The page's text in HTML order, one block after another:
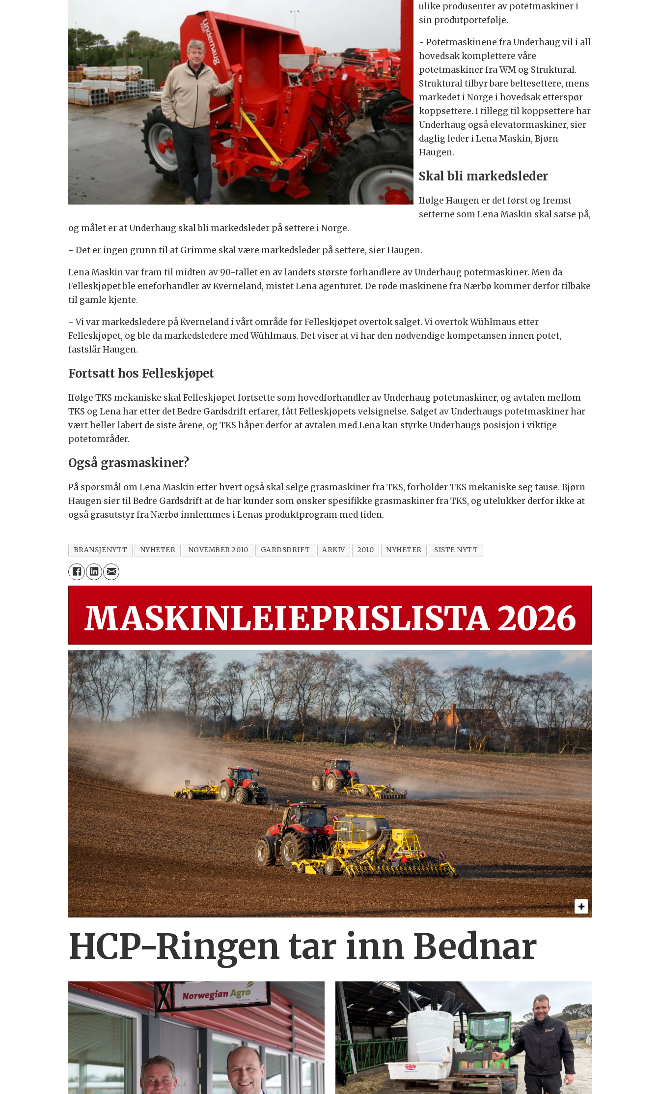
ulike produsenter av potetmaskiner i
sin produtportefølje.
- Potetmaskinene fra Underhaug vil i all
hovedsak komplettere våre
potetmaskiner fra WM og Struktural.
Struktural tilbyr bare beltesettere, mens
markedet i Norge i hovedsak etterspør
koppsettere. I tillegg til koppsettere har
Underhaug også elevatormaskiner, sier
daglig leder i Lena Maskin, Bjørn
Haugen.
Skal bli markedsleder
Ifølge Haugen er det først og fremst
setterne som Lena Maskin skal satse på,
og målet er at Underhaug skal bli markedsleder på settere i Norge.
- Det er ingen grunn til at Grimme skal være markedsleder på settere, sier Haugen.
Lena Maskin var fram til midten av 90-tallet en av landets største forhandlere av Underhaug potetmaskiner. Men da
Felleskjøpet ble eneforhandler av Kverneland, mistet Lena agenturet. De røde maskinene fra Nærbø kommer derfor tilbake
til gamle kjente.
- Vi var markedsledere på Kverneland i vårt område før Felleskjøpet overtok salget. Vi overtok Wühlmaus etter
Felleskjøpet, og ble da markedsledere med Wühlmaus. Det viser at vi har den nødvendige kompetansen innen potet,
fastslår Haugen.
Fortsatt hos Felleskjøpet
Ifølge TKS mekaniske skal Felleskjøpet fortsette som hovedforhandler av Underhaug potetmaskiner, og avtalen mellom
TKS og Lena har etter det Bedre Gardsdrift erfarer, fått Felleskjøpets velsignelse. Salget av Underhaugs potetmaskiner har
vært heller labert de siste årene, og TKS håper derfor at avtalen med Lena kan styrke Underhaugs posisjon i viktige
potetområder.
Også grasmaskiner?
På spørsmål om Lena Maskin etter hvert også skal selge grasmaskiner fra TKS, forholder TKS mekaniske seg tause. Bjørn
Haugen sier til Bedre Gardsdrift at de har kunder som ønsker spesifikke grasmaskiner fra TKS, og utelukker derfor ikke at
også grasutstyr fra Nærbø innlemmes i Lenas produktprogram med tiden.
BRANSJENYTT NYHETER NOVEMBER 2010 GARDSDRIFT ARKIV 2010 NYHETER SISTE NYTT
MASKINLEIEPRISLISTA 2026
HCP-Ringen tar inn Bednar